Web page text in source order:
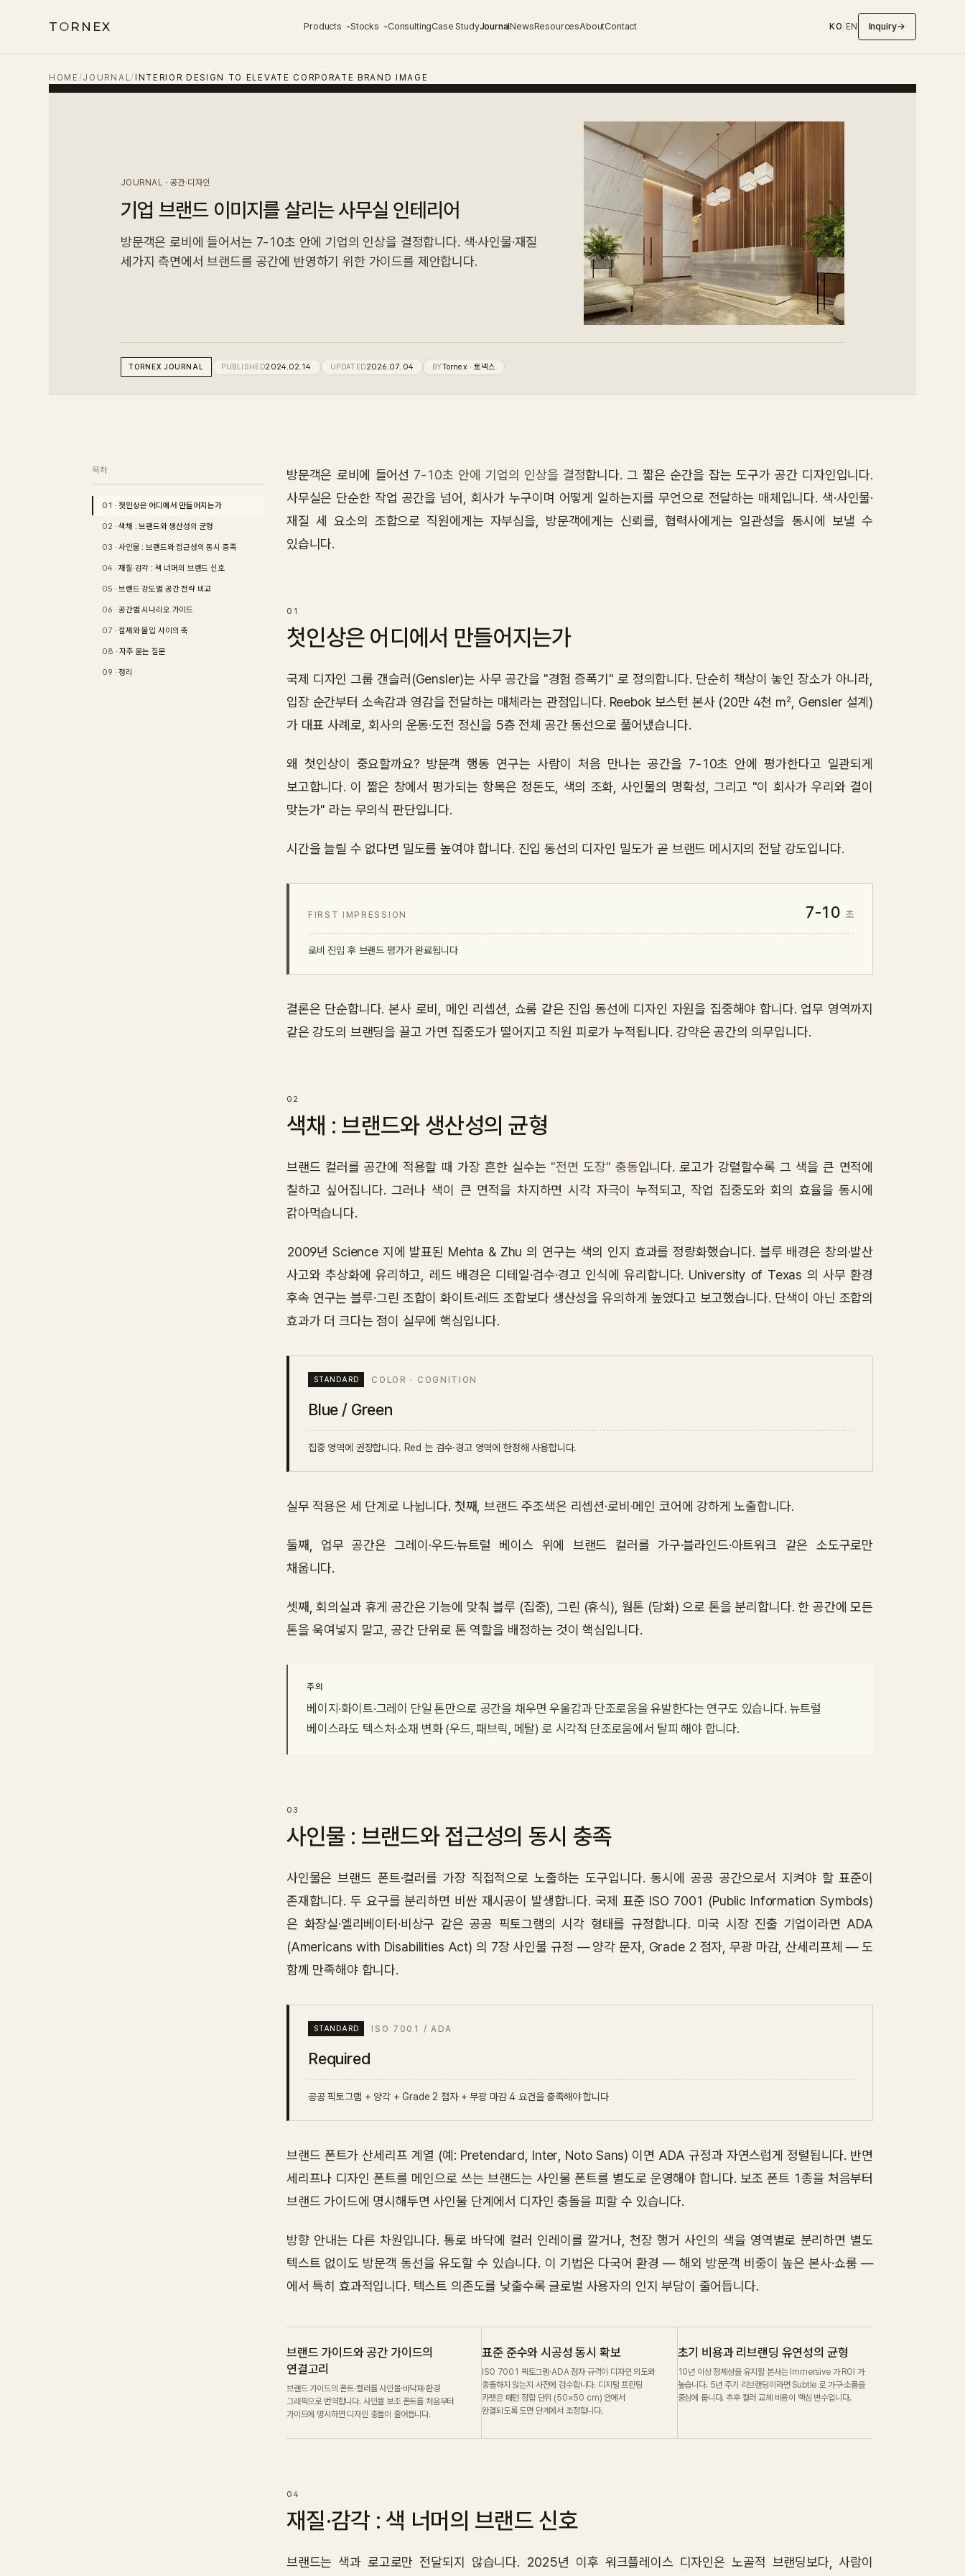
T O RNEX Products Stocks ConsultingCase StudyJournalNewsResourcesAboutContact KO/ EN Inquiry→
HOME /JOURNAL/ INTERIOR DESIGN TO ELEVATE CORPORATE BRAND IMAGE
JOURNAL · 공간·디자인
기업 브랜드 이미지를 살리는 사무실 인테리어
방문객은 로비에 들어서는 7-10초 안에 기업의 인상을 결정합니다. 색·사인물·재질
세가지 측면에서 브랜드를 공간에 반영하기 위한 가이드를 제안합니다.
TORNEX JOURNAL PUBLISHED2024.02.14 UPDATED2026.07.04 BYTornex · 토넥스
목차
첫인상은 어디에서 만들어지는가
색채 : 브랜드와 생산성의 균형
사인물 : 브랜드와 접근성의 동시 충족
재질·감각 : 색 너머의 브랜드 신호
브랜드 강도별 공간 전략 비교
공간별 시나리오 가이드
절제와 몰입 사이의 축
자주 묻는 질문
정리
방문객은 로비에 들어선 7-10초 안에 기업의 인상을 결정합니다. 그 짧은 순간을 잡는 도구가 공간 디자인입니다.
사무실은 단순한 작업 공간을 넘어, 회사가 누구이며 어떻게 일하는지를 무언으로 전달하는 매체입니다. 색·사인물·
재질 세 요소의 조합으로 직원에게는 자부심을, 방문객에게는 신뢰를, 협력사에게는 일관성을 동시에 보낼 수
있습니다.
첫인상은 어디에서 만들어지는가
국제 디자인 그룹 갠슬러(Gensler)는 사무 공간을 "경험 증폭기" 로 정의합니다. 단순히 책상이 놓인 장소가 아니라,
입장 순간부터 소속감과 영감을 전달하는 매체라는 관점입니다. Reebok 보스턴 본사 (20만 4천 ㎡, Gensler 설계)
가 대표 사례로, 회사의 운동·도전 정신을 5층 전체 공간 동선으로 풀어냈습니다.
왜 첫인상이 중요할까요? 방문객 행동 연구는 사람이 처음 만나는 공간을 7-10초 안에 평가한다고 일관되게
보고합니다. 이 짧은 창에서 평가되는 항목은 정돈도, 색의 조화, 사인물의 명확성, 그리고 "이 회사가 우리와 결이
맞는가" 라는 무의식 판단입니다.
시간을 늘릴 수 없다면 밀도를 높여야 합니다. 진입 동선의 디자인 밀도가 곧 브랜드 메시지의 전달 강도입니다.
FIRST IMPRESSION 7-10 초
로비 진입 후 브랜드 평가가 완료됩니다
결론은 단순합니다. 본사 로비, 메인 리셉션, 쇼룸 같은 진입 동선에 디자인 자원을 집중해야 합니다. 업무 영역까지
같은 강도의 브랜딩을 끌고 가면 집중도가 떨어지고 직원 피로가 누적됩니다. 강약은 공간의 의무입니다.
색채 : 브랜드와 생산성의 균형
브랜드 컬러를 공간에 적용할 때 가장 흔한 실수는 "전면 도장" 충동입니다. 로고가 강렬할수록 그 색을 큰 면적에
칠하고 싶어집니다. 그러나 색이 큰 면적을 차지하면 시각 자극이 누적되고, 작업 집중도와 회의 효율을 동시에
갉아먹습니다.
2009년 Science 지에 발표된 Mehta & Zhu 의 연구는 색의 인지 효과를 정량화했습니다. 블루 배경은 창의·발산
사고와 추상화에 유리하고, 레드 배경은 디테일·검수·경고 인식에 유리합니다. University of Texas 의 사무 환경
후속 연구는 블루·그린 조합이 화이트·레드 조합보다 생산성을 유의하게 높였다고 보고했습니다. 단색이 아닌 조합의
효과가 더 크다는 점이 실무에 핵심입니다.
COLOR · COGNITION
Blue / Green
집중 영역에 권장합니다. Red 는 검수·경고 영역에 한정해 사용합니다.
실무 적용은 세 단계로 나뉩니다. 첫째, 브랜드 주조색은 리셉션·로비·메인 코어에 강하게 노출합니다.
둘째, 업무 공간은 그레이·우드·뉴트럴 베이스 위에 브랜드 컬러를 가구·블라인드·아트워크 같은 소도구로만
채웁니다.
셋째, 회의실과 휴게 공간은 기능에 맞춰 블루 (집중), 그린 (휴식), 웜톤 (담화) 으로 톤을 분리합니다. 한 공간에 모든
톤을 욱여넣지 말고, 공간 단위로 톤 역할을 배정하는 것이 핵심입니다.
주의
베이지·화이트·그레이 단일 톤만으로 공간을 채우면 우울감과 단조로움을 유발한다는 연구도 있습니다. 뉴트럴
베이스라도 텍스처·소재 변화 (우드, 패브릭, 메탈) 로 시각적 단조로움에서 탈피 해야 합니다.
사인물 : 브랜드와 접근성의 동시 충족
사인물은 브랜드 폰트·컬러를 가장 직접적으로 노출하는 도구입니다. 동시에 공공 공간으로서 지켜야 할 표준이
존재합니다. 두 요구를 분리하면 비싼 재시공이 발생합니다. 국제 표준 ISO 7001 (Public Information Symbols)
은 화장실·엘리베이터·비상구 같은 공공 픽토그램의 시각 형태를 규정합니다. 미국 시장 진출 기업이라면 ADA
(Americans with Disabilities Act) 의 7장 사인물 규정 — 양각 문자, Grade 2 점자, 무광 마감, 산세리프체 — 도
함께 만족해야 합니다.
ISO 7001 / ADA
Required
공공 픽토그램 + 양각 + Grade 2 점자 + 무광 마감 4 요건을 충족해야 합니다
브랜드 폰트가 산세리프 계열 (예: Pretendard, Inter, Noto Sans) 이면 ADA 규정과 자연스럽게 정렬됩니다. 반면
세리프나 디자인 폰트를 메인으로 쓰는 브랜드는 사인물 폰트를 별도로 운영해야 합니다. 보조 폰트 1종을 처음부터
브랜드 가이드에 명시해두면 사인물 단계에서 디자인 충돌을 피할 수 있습니다.
방향 안내는 다른 차원입니다. 통로 바닥에 컬러 인레이를 깔거나, 천장 행거 사인의 색을 영역별로 분리하면 별도
텍스트 없이도 방문객 동선을 유도할 수 있습니다. 이 기법은 다국어 환경 — 해외 방문객 비중이 높은 본사·쇼룸 —
에서 특히 효과적입니다. 텍스트 의존도를 낮출수록 글로벌 사용자의 인지 부담이 줄어듭니다.
브랜드 가이드와 공간 가이드의
연결고리
브랜드 가이드의 폰트·컬러를 사인물·바닥재·환경
그래픽으로 번역합니다. 사인물 보조 폰트를 처음부터
가이드에 명시하면 디자인 충돌이 줄어듭니다.
표준 준수와 시공성 동시 확보
ISO 7001 픽토그램·ADA 점자 규격이 디자인 의도와
충돌하지 않는지 사전에 검수합니다. 디지털 프린팅
카펫은 패턴 정합 단위 (50×50 cm) 안에서
완결되도록 도면 단계에서 조정합니다.
초기 비용과 리브랜딩 유연성의 균형
10년 이상 정체성을 유지할 본사는 Immersive 가 ROI 가
높습니다. 5년 주기 리브랜딩이라면 Subtle 로 가구·소품을
중심에 둡니다. 추후 컬러 교체 비용이 핵심 변수입니다.
재질·감각 : 색 너머의 브랜드 신호
브랜드는 색과 로고로만 전달되지 않습니다. 2025년 이후 워크플레이스 디자인은 노골적 브랜딩보다, 사람이